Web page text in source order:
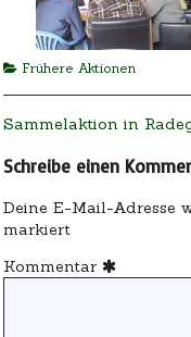
Categories
Frühere Aktionen
Previous
Sammelaktion in
Schreibe einen
Deine E-Mail-Adresse
markiert
Kommentar